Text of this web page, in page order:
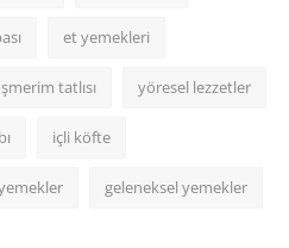
et yemekleri
tatlısı yöresel lezzetler
içli köfte
geleneksel yemekler